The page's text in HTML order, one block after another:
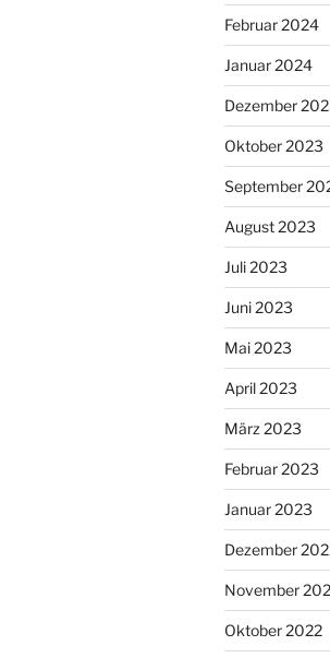
Februar 2024
Januar 2024
Dezember
Oktober 2023
September
August 2023
Juli 2023
Juni 2023
Mai 2023
April 2023
März 2023
Februar 2023
Januar 2023
Dezember
November
Oktober 2022